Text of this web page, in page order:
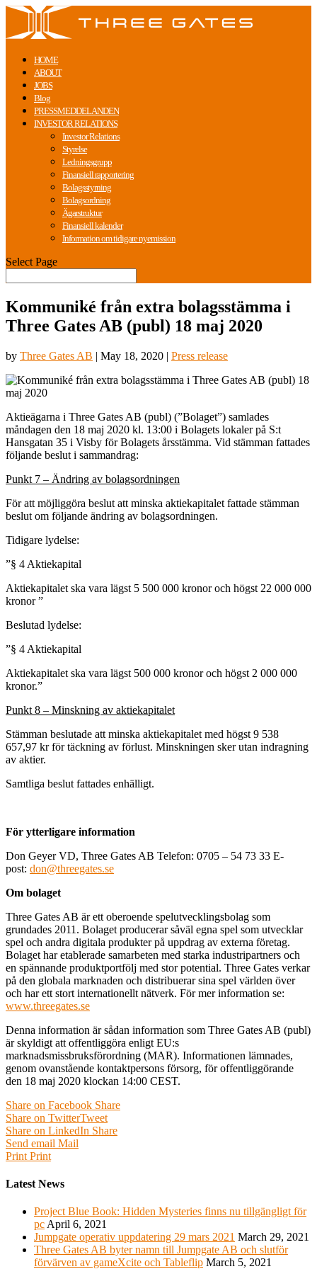
HOME
ABOUT
JOBS
Blog
PRESSMEDDELANDEN
INVESTOR RELATIONS
Investor Relations
Styrelse
Ledningsgrupp
Finansiell rapportering
Bolagsstyrning
Bolagsordning
Ägarstruktur
Finansiell kalender
Information om tidigare nyemission
Select Page
Kommuniké från extra bolagsstämma i
Three Gates AB (publ) 18 maj 2020
by Three Gates AB | May 18, 2020 | Press release
Aktieägarna i Three Gates AB (publ) (”Bolaget”) samlades
måndagen den 18 maj 2020 kl. 13:00 i Bolagets lokaler på S:t
Hansgatan 35 i Visby för Bolagets årsstämma. Vid stämman fattades
följande beslut i sammandrag:
Punkt 7 – Ändring av bolagsordningen
För att möjliggöra beslut att minska aktiekapitalet fattade stämman
beslut om följande ändring av bolagsordningen.
Tidigare lydelse:
”§ 4 Aktiekapital
Aktiekapitalet ska vara lägst 5 500 000 kronor och högst 22 000 000
kronor ”
Beslutad lydelse:
”§ 4 Aktiekapital
Aktiekapitalet ska vara lägst 500 000 kronor och högst 2 000 000
kronor.”
Punkt 8 – Minskning av aktiekapitalet
Stämman beslutade att minska aktiekapitalet med högst 9 538
657,97 kr för täckning av förlust. Minskningen sker utan indragning
av aktier.
Samtliga beslut fattades enhälligt.
För ytterligare information
Don Geyer VD, Three Gates AB Telefon: 0705 – 54 73 33 E-
post: don@threegates.se
Om bolaget
Three Gates AB är ett oberoende spelutvecklingsbolag som
grundades 2011. Bolaget producerar såväl egna spel som utvecklar
spel och andra digitala produkter på uppdrag av externa företag.
Bolaget har etablerade samarbeten med starka industripartners och
en spännande produktportfölj med stor potential. Three Gates verkar
på den globala marknaden och distribuerar sina spel världen över
och har ett stort internationellt nätverk. För mer information se:
www.threegates.se
Denna information är sådan information som Three Gates AB (publ)
är skyldigt att offentliggöra enligt EU:s
marknadsmissbruksförordning (MAR). Informationen lämnades,
genom ovanstående kontaktpersons försorg, för offentliggörande
den 18 maj 2020 klockan 14:00 CEST.
Share on Facebook Share
Share on TwitterTweet
Share on LinkedIn Share
Send email Mail
Print Print
Latest News
Project Blue Book: Hidden Mysteries finns nu tillgängligt för
pc April 6, 2021
Jumpgate operativ uppdatering 29 mars 2021 March 29, 2021
Three Gates AB byter namn till Jumpgate AB och slutför
förvärven av gameXcite och Tableflip March 5, 2021